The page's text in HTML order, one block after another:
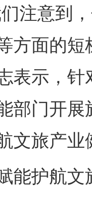
注意到
方面的
表示，
部门开
文旅产业
护航文